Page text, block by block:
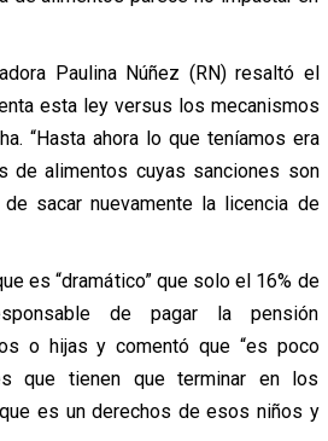
Paulina Núñez (RN) resaltó el
esta ley versus los mecanismos
“Hasta ahora lo que teníamos era
de alimentos cuyas sanciones son
sacar nuevamente la licencia de
es “dramático” que solo el 16% de
de pagar la pensión
o hijas y comentó que “es poco
que tienen que terminar en los
es un derechos de esos niños y